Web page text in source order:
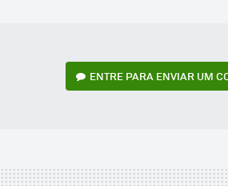
ENTRE PARA ENVIAR UM